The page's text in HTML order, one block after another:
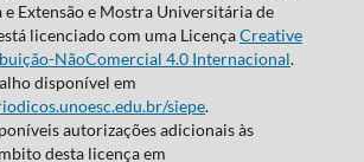
e Extensão e Mostra Universitária de
licenciado com uma LicençaCreative
NãoComercial 4.0 Internacional.
disponível em
siepe.
autorizações adicionais às
desta licença em